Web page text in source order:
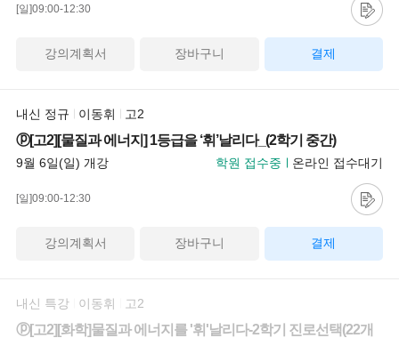
[일]09:00-12:30
강의계획서 장바구니 결제
내신 정규 이동휘 고2
ⓟ[고2][물질과 에너지] 1등급을 ‘휘’날리다_(2학기 중간)
9월 6일(일) 개강 학원 접수중 온라인 접수대기
[일]09:00-12:30
강의계획서 장바구니 결제
내신 특강 이동휘 고2
ⓟ[고2][화학]물질과 에너지를 '휘'날리다-2학기 진로선택(22개